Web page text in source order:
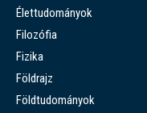
Élettudományok
Filozófia
Fizika
Földrajz
Földtudományok